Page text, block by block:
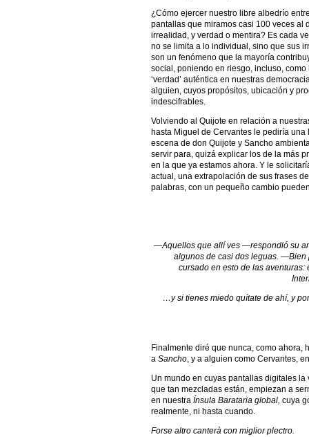
¿Cómo ejercer nuestro libre albedrío
pantallas que miramos casi 100 veces
irrealidad, y verdad o mentira? Es cada
no se limita a lo individual, sino que sus
son un fenómeno que la mayoría
social, poniendo en riesgo, incluso,
‘verdad’ auténtica en nuestras
alguien, cuyos propósitos, ubicación y
indescifrables.
Volviendo al Quijote en relación a
hasta Miguel de Cervantes le pediría
escena de don Quijote y Sancho
servir para, quizá explicar los de la más
en la que ya estamos ahora. Y le
actual, una extrapolación de sus frases
palabras, con un pequeño cambio
—Aquellos que allí ves —respondió su
algunos de casi dos leguas.
cursado en esto de las
…y si tienes miedo quítate de ahí, y
Finalmente diré que nunca, como ahora,
a Sancho, y a alguien como Cervantes,
Un mundo en cuyas pantallas digitales
que tan mezcladas están, empiezan a
en nuestra Ínsula Barataria global, cuya
realmente, ni hasta cuando.
Forse altro canterà con miglior plectro.